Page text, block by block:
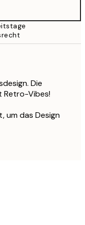
Die
Retro-Vibes!
um das Design